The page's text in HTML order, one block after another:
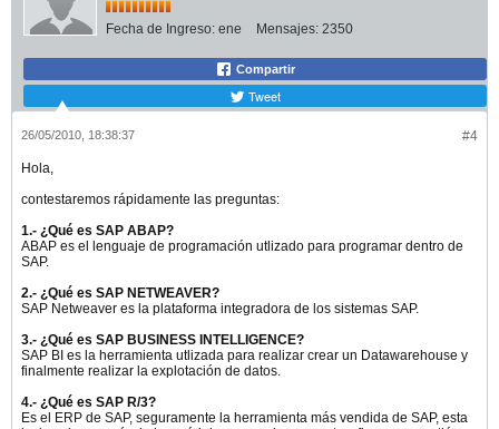
Fecha de Ingreso: ene Mensajes: 2350
Compartir
Tweet
#4
26/05/2010, 18:38:37
Hola,
contestaremos rápidamente las preguntas:
1.- ¿Qué es SAP ABAP?
ABAP es el lenguaje de programación utlizado para programar dentro de
SAP.
2.- ¿Qué es SAP NETWEAVER?
SAP Netweaver es la plataforma integradora de los sistemas SAP.
3.- ¿Qué es SAP BUSINESS INTELLIGENCE?
SAP BI es la herramienta utlizada para realizar crear un Datawarehouse y
finalmente realizar la explotación de datos.
4.- ¿Qué es SAP R/3?
Es el ERP de SAP, seguramente la herramienta más vendida de SAP, esta